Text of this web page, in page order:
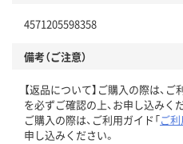
4571205598358
備考（ご注意）
【返品について】ご購入の際は、ご
を必ずご確認の上、お申し込みく
ご購入の際は、ご利用ガイド「ご
申し込みください。